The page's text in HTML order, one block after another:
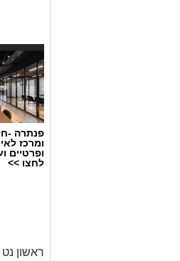
פנתרה -
ומרכז
ופרטיים
לחצו >>
ראשון נט